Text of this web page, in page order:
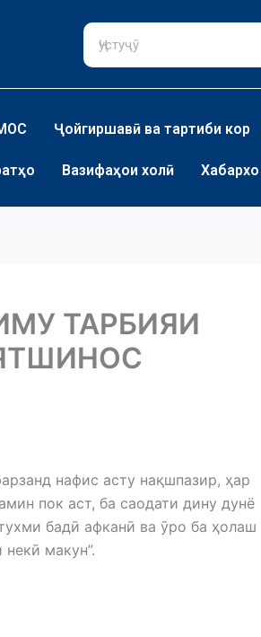
Ҷойгиршавӣ ва тартиби кор
Вазифаҳои холӣ Хабархо
ТАРБИЯИ
нафис асту нақшпазир, ҳар
пок аст, ба саодати дину дунё
бадӣ афканӣ ва ӯро ба ҳолаш
макун”.